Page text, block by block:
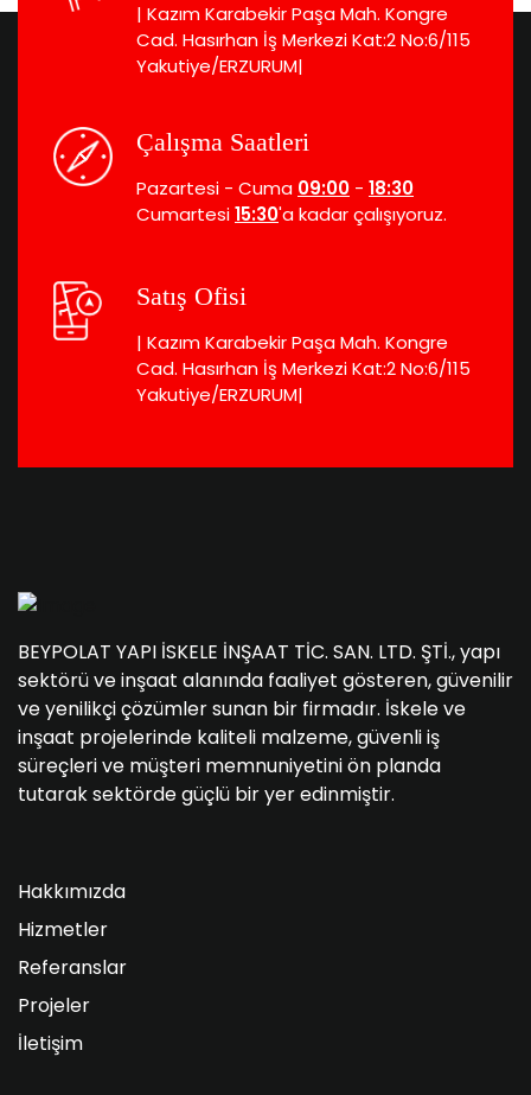
| Kazım Karabekir Paşa Mah. Kongre
Cad. Hasırhan İş Merkezi Kat:2 No:6/115
Yakutiye/ERZURUM|
Çalışma Saatleri
Pazartesi - Cuma 09:00 - 18:30
Cumartesi15:30'a kadar çalışıyoruz.
Satış Ofisi
| Kazım Karabekir Paşa Mah. Kongre
Cad. Hasırhan İş Merkezi Kat:2 No:6/115
Yakutiye/ERZURUM|
BEYPOLAT YAPI İSKELE İNŞAAT TİC. SAN. LTD. ŞTİ., yapı
sektörü ve inşaat alanında faaliyet gösteren, güvenilir
ve yenilikçi çözümler sunan bir firmadır. İskele ve
inşaat projelerinde kaliteli malzeme, güvenli iş
süreçleri ve müşteri memnuniyetini ön planda
tutarak sektörde güçlü bir yer edinmiştir.
Hakkımızda
Hizmetler
Referanslar
Projeler
İletişim